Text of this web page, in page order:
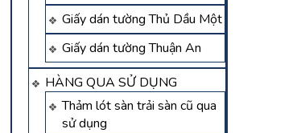
Giấy dán tường Thủ Dầu Một
Giấy dán tường Thuận An
HÀNG QUA SỬ DỤNG
Thảm lót sàn trải sàn cũ qua
sử dụng